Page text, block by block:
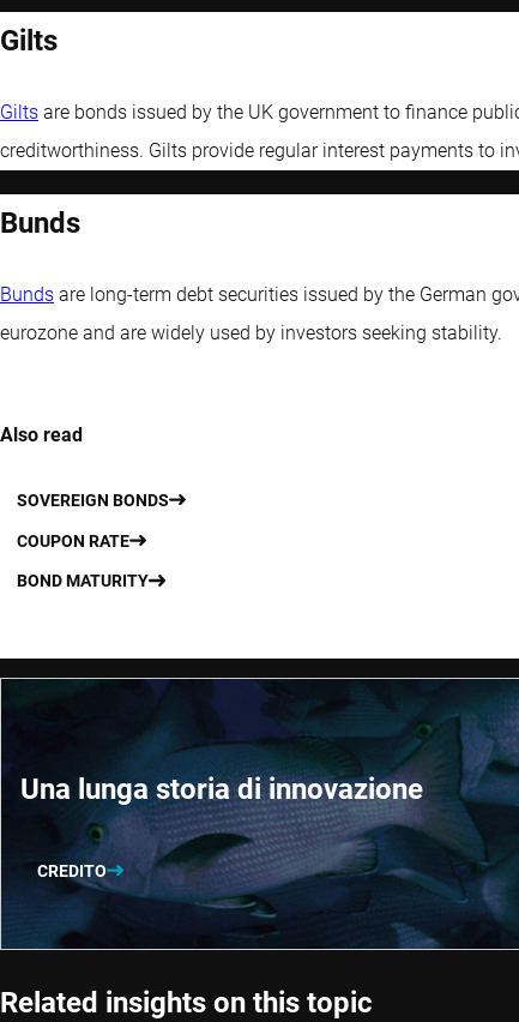
Gilts
Gilts are bonds issued by the UK government to finance
creditworthiness. Gilts provide regular interest payments to
Bunds
Bunds are long-term debt securities issued by the German
eurozone and are widely used by investors seeking stability.
Also read
SOVEREIGN BONDS
COUPON RATE
BOND MATURITY
Una lunga storia di innovazione
CREDITO
Related insights on this topic